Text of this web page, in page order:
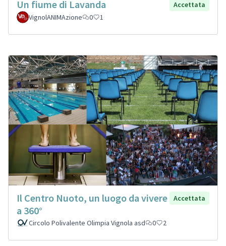
Un fiume di Lavanda
Accettata
VignolANIMAzione
0 1
Il Centro Nuoto, un luogo da vivere
a 360°
Accettata
Circolo Polivalente Olimpia Vignola asd 0 2